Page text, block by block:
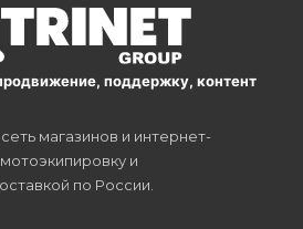
поддержку, контент
магазинов и интернет-
и
по России.